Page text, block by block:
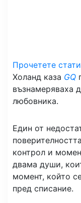
Прочетете
Холанд каза GQ
възнамеряваха
любовника.
Един от
контрол и
двама души,
момент, който
пред списание.